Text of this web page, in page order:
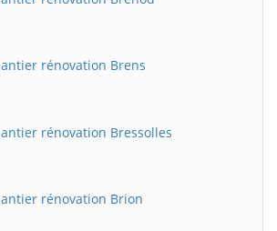
rénovation Brens
rénovation Bressolles
rénovation Brion